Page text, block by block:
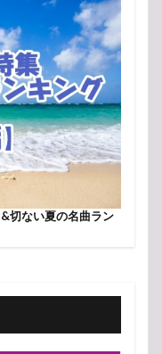
切ない夏の名曲ラン